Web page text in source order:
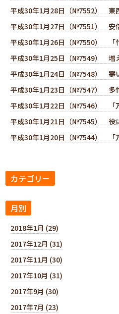
平成30年1月28日（№7552） 東
平成30年1月27日（№7551） 安
平成30年1月26日（№7550） 「
平成30年1月25日（№7549） 増
平成30年1月24日（№7548） 寒
平成30年1月23日（№7547） 多
平成30年1月22日（№7546） 「
平成30年1月21日（№7545） 役
平成30年1月20日（№7544） 「
カテゴリー
月別
2018年1月 (29)
2017年12月 (31)
2017年11月 (30)
2017年10月 (31)
2017年9月 (30)
2017年7月 (23)